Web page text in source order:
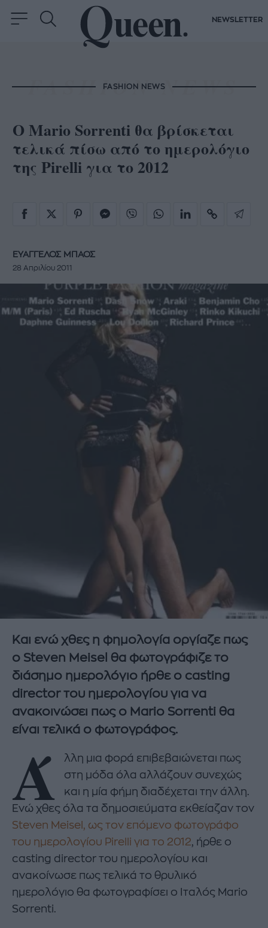
NEWSLETTER
FASHION NEWS
Ο Mario Sorrenti θα βρίσκεται
τελικά πίσω από το ημερολόγιο
της Pirelli για το 2012
ΕΥΑΓΓΕΛΟΣ ΜΠΑΟΣ
28 Απριλίου 2011
Και ενώ χθες η φημολογία οργίαζε πως
ο Steven Meisel θα φωτογράφιζε το
διάσημο ημερολόγιο ήρθε ο casting
director του ημερολογίου για να
ανακοινώσει πως ο Mario Sorrenti θα
είναι τελικά ο φωτογράφος.
Ά
λλη μια φορά επιβεβαιώνεται πως
στη μόδα όλα αλλάζουν συνεχώς
και η μία φήμη διαδέχεται την άλλη.
Ενώ χθες όλα τα δημοσιεύματα εκθείαζαν τον
Steven Meisel, ως τον επόμενο φωτογράφο
του ημερολογίου Pirelli για το 2012, ήρθε ο
casting director του ημερολογίου και
ανακοίνωσε πως τελικά το θρυλικό
ημερολόγιο θα φωτογραφίσει ο Ιταλός Mario
Sorrenti.